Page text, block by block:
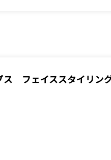
ス フェイススタイリン